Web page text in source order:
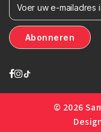
© 2026